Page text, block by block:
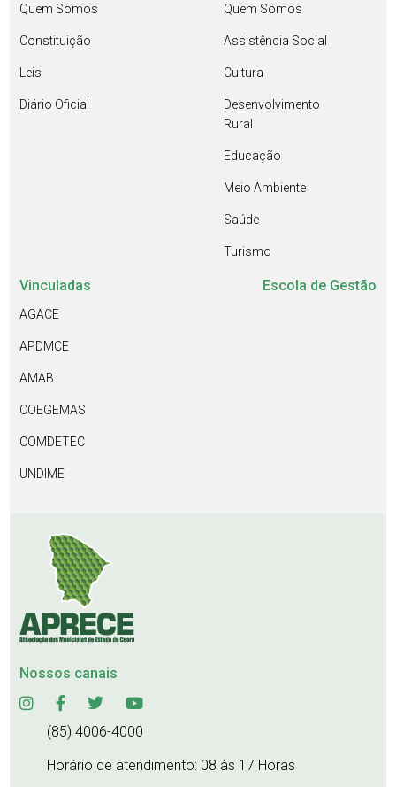
Quem Somos
Constituição
Leis
Diário Oficial
Quem Somos
Assistência Social
Cultura
Desenvolvimento
Rural
Educação
Meio Ambiente
Saúde
Turismo
Vinculadas
AGACE
APDMCE
AMAB
COEGEMAS
COMDETEC
UNDIME
Escola de Gestão
Nossos canais
(85) 4006-4000
Horário de atendimento: 08 às 17 Horas